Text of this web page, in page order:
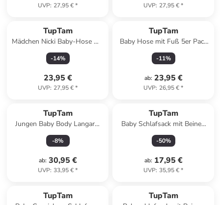
UVP: 27,95 €* UVP: 27,95 €*
TupTam
Mädchen Nicki Baby-Hose mit
Fuß 3er Pack in rosa/grau
-14%
23,95 €
UVP: 27,95 €*
TupTam
Baby Hose mit Fuß 5er Pack
in grau/beige
-11%
ab: 23,95 €
UVP: 26,95 €*
TupTam
Jungen Baby Body Langarm
5er Pack in blau/gelb
-8%
ab: 30,95 €
UVP: 33,95 €*
TupTam
Baby Schlafsack mit Beinen
und Ärmel ganzjährig in weiß
Modell 3
-50%
ab: 17,95 €
UVP: 35,95 €*
TupTam TupTam